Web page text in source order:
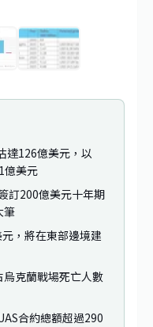
達126億美元，以
億美元
訂200億美元十年期
筆
，將在東部邊境建
烏克蘭戰場死亡人數
合約總額超過290